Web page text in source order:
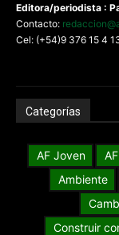
Editora/periodista :
Contacto:
Cel: (+54)9 376 15 4
Categorías
AF Joven
Ambiente
Construir